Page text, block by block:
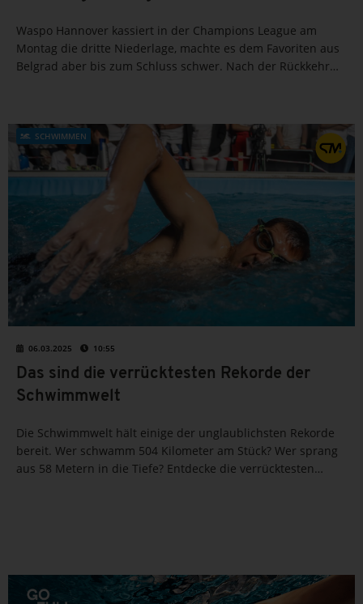
Waspo Hannover kassiert in der Champions League am
Montag die dritte Niederlage, machte es dem Favoriten aus
Belgrad aber bis zum Schluss schwer. Nach der Rückkehr
SCHWIMMEN
06.03.2025 10:55
Das sind die verrücktesten Rekorde der
Schwimmwelt
Die Schwimmwelt hält einige der unglaublichsten Rekorde
bereit. Wer schwamm 504 Kilometer am Stück? Wer sprang
aus 58 Metern in die Tiefe? Entdecke die verrücktesten